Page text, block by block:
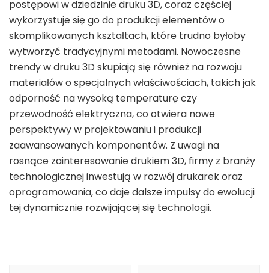
postępowi w dziedzinie druku 3D, coraz częściej
wykorzystuje się go do produkcji elementów o
skomplikowanych kształtach, które trudno byłoby
wytworzyć tradycyjnymi metodami. Nowoczesne
trendy w druku 3D skupiają się również na rozwoju
materiałów o specjalnych właściwościach, takich jak
odporność na wysoką temperaturę czy
przewodność elektryczna, co otwiera nowe
perspektywy w projektowaniu i produkcji
zaawansowanych komponentów. Z uwagi na
rosnące zainteresowanie drukiem 3D, firmy z branży
technologicznej inwestują w rozwój drukarek oraz
oprogramowania, co daje dalsze impulsy do ewolucji
tej dynamicznie rozwijającej się technologii.